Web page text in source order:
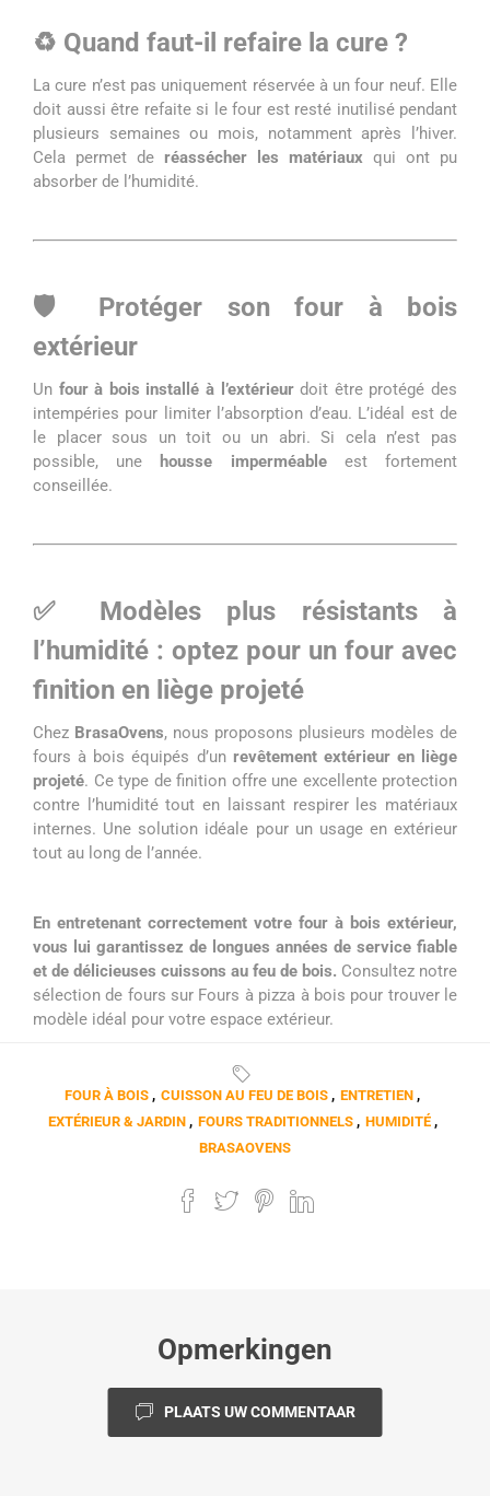
♻️ Quand faut-il refaire la cure ?
La cure n’est pas uniquement réservée à un four neuf. Elle
doit aussi être refaite si le four est resté inutilisé pendant
plusieurs semaines ou mois, notamment après l’hiver.
Cela permet de réassécher les matériaux qui ont pu
absorber de l’humidité.
🛡️ Protéger son four à bois
extérieur
Un four à bois installé à l’extérieurdoit être protégé des
intempéries pour limiter l’absorption d’eau. L’idéal est de
le placer sous un toit ou un abri. Si cela n’est pas
possible, une
housse imperméableest fortement
conseillée.
✅ Modèles plus résistants à
l’humidité : optez pour un four avec
finition en liège projeté
Chez BrasaOvens, nous proposons plusieurs modèles de
fours à bois équipés d’un revêtement extérieur en liège
projeté. Ce type de finition offre une excellente protection
contre l’humidité tout en laissant respirer les matériaux
internes. Une solution idéale pour un usage en extérieur
tout au long de l’année.
En entretenant correctement votre four à bois extérieur,
vous lui garantissez de longues années de service fiable
et de délicieuses cuissons au feu de bois. Consultez notre
sélection de fours sur Fours à pizza à bois pour trouver le
modèle idéal pour votre espace extérieur.
FOUR À BOIS , CUISSON AU FEU DE BOIS , ENTRETIEN ,
EXTÉRIEUR & JARDIN , FOURS TRADITIONNELS , HUMIDITÉ ,
BRASAOVENS
Opmerkingen
PLAATS UW COMMENTAAR